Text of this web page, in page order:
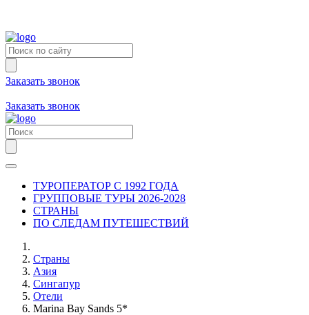
Заказать звонок
Заказать звонок
ТУРОПЕРАТОР С 1992 ГОДА
ГРУППОВЫЕ ТУРЫ 2026-2028
СТРАНЫ
ПО СЛЕДАМ ПУТЕШЕСТВИЙ
Страны
Азия
Сингапур
Отели
Marina Bay Sands 5*